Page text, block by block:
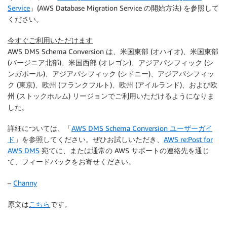
Service 」(AWS Database Migration Service の開始方法) を参照して
ください。
今すぐご利用いただけます
AWS DMS Schema Conversion は、米国東部 (オハイオ)、米国東部
(バージニア北部)、米国西部 (オレゴン)、アジアパシフィック (シ
ンガポール)、アジアパシフィック (シドニー)、アジアパシフィッ
ク (東京)、欧州 (フランクフルト)、欧州 (アイルランド)、および欧
州 (ストックホルム) リージョンでご利用いただけるようになりま
した。
詳細については、「AWS DMS Schema Conversion ユーザーガイ
ド 」を参照してください。ぜひお試しいただき、 AWS re:Post for
AWS DMS 宛てに、または通常の AWS サポートの連絡先を通じ
て、フィードバックをお寄せください。
– Channy
原文はこちらです。